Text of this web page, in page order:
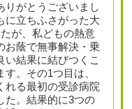
りがとうございまし
に立ちふさがった大
が、私どもの熱意
お蔭で無事解決・乗
い結果に結びつくこ
。その1つ目は、
れる最初の受診病院
た。結果的に3つの